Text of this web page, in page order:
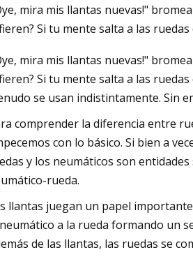
Ratajkowski se puso un cinturón
sobre un minivestido como si
2006 otra vez
mira mis llantas nuevas!"
Si tu mente salta a las
mira mis llantas nuevas!"
Si tu mente salta a las
se usan indistintamente. Sin
comprender la diferencia entre
con lo básico. Si bien a
y los neumáticos son
rueda.
llantas juegan un papel
a la rueda formando un
de las llantas, las ruedas se